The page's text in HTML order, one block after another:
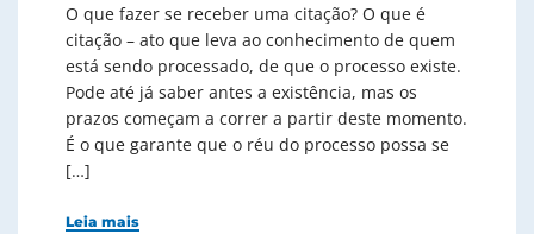
O que fazer se receber uma citação? O que é
citação – ato que leva ao conhecimento de quem
está sendo processado, de que o processo existe.
Pode até já saber antes a existência, mas os
prazos começam a correr a partir deste momento.
É o que garante que o réu do processo possa se
[…]
Leia mais